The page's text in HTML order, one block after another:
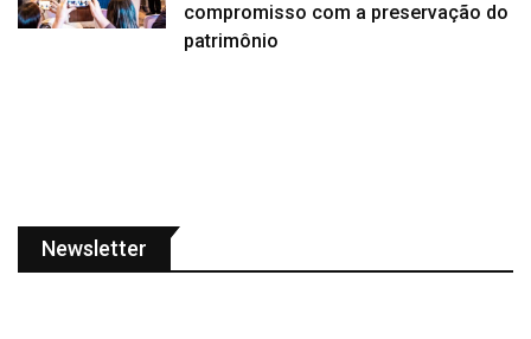
compromisso com a preservação do
patrimônio
Newsletter